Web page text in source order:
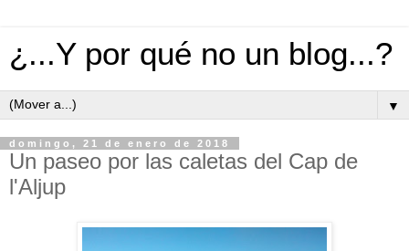
¿...Y por qué no un blog...?
▼
domingo, 21 de enero de 2018
Un paseo por las caletas del Cap de
l'Aljup